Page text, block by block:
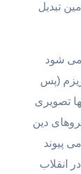
تبدیل
می شود
(پس
تصویری
دین
پیوند
انقلاب